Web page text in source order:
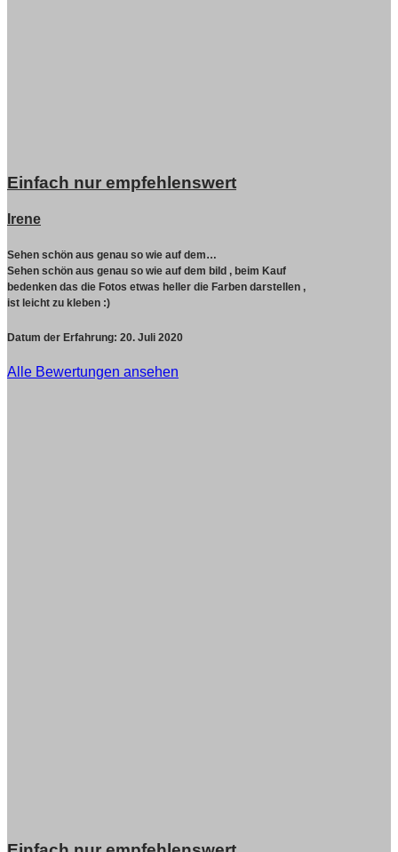
Einfach nur empfehlenswert
Irene
Sehen schön aus genau so wie auf dem…
Sehen schön aus genau so wie auf dem bild , beim Kauf
bedenken das die Fotos etwas heller die Farben darstellen ,
ist leicht zu kleben :)
Datum der Erfahrung: 20. Juli 2020
Alle Bewertungen ansehen